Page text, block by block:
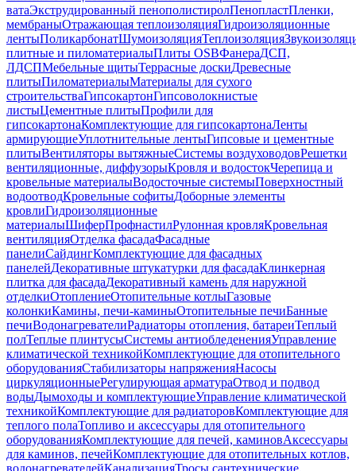
ватаЭкструдированный пенополистиролПенопластПленки,
мембраныОтражающая теплоизоляцияГидроизоляционные
лентыПоликарбонатШумоизоляцияТеплоизоляция
плитные и пиломатериалыПлиты OSBФанераДСП,
ЛДСПМебельные щитыТеррасные доскиДревесные
плитыПиломатериалыМатериалы для сухого
строительстваГипсокартонГипсоволокнистые
листыЦементные плитыПрофили для
гипсокартонаКомплектующие для гипсокартонаЛенты
армирующиеУплотнительные лентыГипсовые и цементные
плитыВентиляторы вытяжныеСистемы воздуховодовРешетки
вентиляционные, диффузорыКровля и водостокЧерепица и
кровельные материалыВодосточные системыПоверхностный
водоотводКровельные софитыДоборные элементы
кровлиГидроизоляционные
материалыШиферПрофнастилРулонная кровляКровельная
вентиляцияОтделка фасадаФасадные
панелиСайдингКомплектующие для фасадных
панелейДекоративные штукатурки для фасадаКлинкерная
плитка для фасадаДекоративный камень для наружной
отделкиОтоплениеОтопительные котлыГазовые
колонкиКамины, печи-каминыОтопительные печиБанные
печиВодонагревателиРадиаторы отопления, батареиТеплый
полТеплые плинтусыСистемы антиобледененияУправление
климатической техникойКомплектующие для отопительного
оборудованияСтабилизаторы напряженияНасосы
циркуляционныеРегулирующая арматураОтвод и подвод
водыДымоходы и комплектующиеУправление климатической
техникойКомплектующие для радиаторовКомплектующие для
теплого полаТопливо и аксессуары для отопительного
оборудованияКомплектующие для печей, каминовАксессуары
для каминов, печейКомплектующие для отопительных котлов,
водонагревателейКанализацияТросы сантехнические,